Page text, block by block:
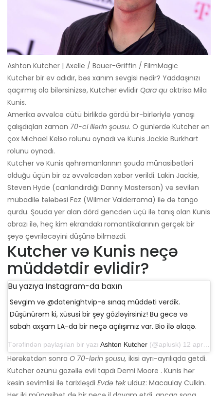
Ashton Kutcher | Axelle / Bauer-Griffin / FilmMagic
Kutcher bir ev adıdır, bəs xanım sevgisi nədir? Yaddaşınızı
qaçırmış ola bilərsinizsə, Kutcher evlidir Qara qu aktrisa Mila
Kunis.
Amerika əvvəlcə cütü birlikdə gördü bir-birləriylə yanaşı
çalışdıqları zaman 70-ci illərin şousu. O günlərdə Kutcher ən
çox Michael Kelso rolunu oynadı və Kunis Jackie Burkhart
rolunu oynadı.
Kutcher və Kunis qəhrəmanlarının şouda münasibətləri
olduğu üçün bir az əvvəlcədən xəbər verildi. Lakin Jackie,
Steven Hyde (canlandırdığı Danny Masterson) və sevilən
mübadilə tələbəsi Fez (Wilmer Valderrama) ilə də tango
qurdu. Şouda yer alan dörd gəncdən üçü ilə tanış olan Kunis
obrazı ilə, heç kim ekrandakı romantikalarının gerçək bir
şeyə çevriləcəyini düşünə bilməzdi.
Kutcher və Kunis neçə
müddətdir evlidir?
Bu yazıya Instagram-da baxın
Sevgim və @datenightvip-ə sınaq müddəti verdik.
Düşünürəm ki, xüsusi bir şey gözləyirsiniz! Bu gecə və
sabah axşam LA-da bir neçə açılışımız var. Bio ilə əlaqə.
Tərəfindən paylaşılan bir yazı Ashton Kutcher (@aplusk) 12 aprel 2019-cu il, saat 14: 50-də PDT
Hərəkətdən sonra O 70-lərin şousu, ikisi ayrı-ayrılıqda getdi.
Kutcher özünü gözəllə evli tapdı Demi Moore . Kunis hər
kəsin sevimlisi ilə tarixləşdi Evdə təkulduz: Macaulay Culkin.